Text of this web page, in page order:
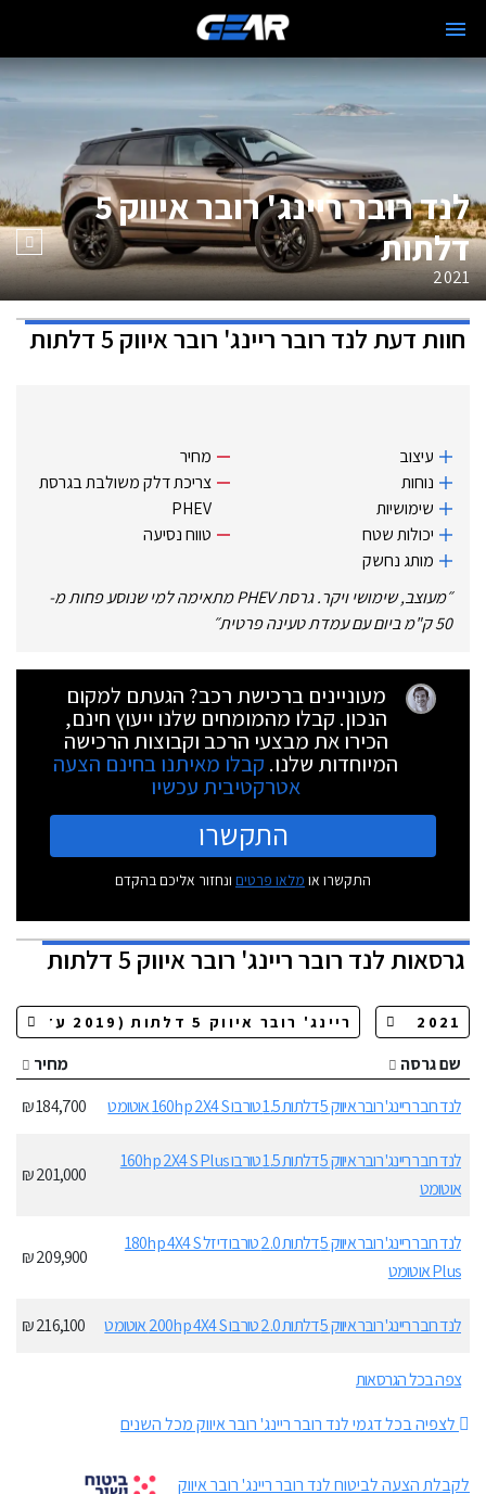
לנד רובר ריינג' רובר איווק 5
דלתות
2021
חוות דעתלנד רובר ריינג' רובר איווק 5 דלתות
עיצוב
נוחות
שימושיות
יכולות שטח
מותג נחשק
מחיר
צריכת דלק משולבת בגרסת
PHEV
טווח נסיעה
״
מעוצב, שימושי ויקר. גרסת PHEV מתאימה למי שנוסע פחות מ-
50 ק"מ ביום עם עמדת טעינה פרטית
״
מעוניינים ברכישת רכב? הגעתם למקום
הנכון. קבלו מהמומחים שלנו ייעוץ חינם,
הכירו את מבצעי הרכב וקבוצות הרכישה
המיוחדות שלנו. קבלו מאיתנו בחינם הצעה
אטרקטיבית עכשיו
התקשרו
התקשרו או מלאו פרטים ונחזור אליכם בהקדם
גרסאותלנד רובר ריינג' רובר איווק 5 דלתות
שם גרסה
מחיר
לנד רובר ריינג' רובר איווק 5 דלתות 1.5 טורבו 160hp 2X4 S אוטומט
184,700 ₪
לנד רובר ריינג' רובר איווק 5 דלתות 1.5 טורבו 160hp 2X4 S Plus
אוטומט
201,000 ₪
לנד רובר ריינג' רובר איווק 5 דלתות 2.0 טורבו דיזל 180hp 4X4 S
Plus אוטומט
209,900 ₪
לנד רובר ריינג' רובר איווק 5 דלתות 2.0 טורבו 200hp 4X4 S אוטומט 216,100 ₪
צפה בכל הגרסאות
לצפיה בכל דגמי לנד רובר ריינג' רובר איווק מכל השנים
לקבלת הצעה לביטוח לנד רובר ריינג' רובר איווק